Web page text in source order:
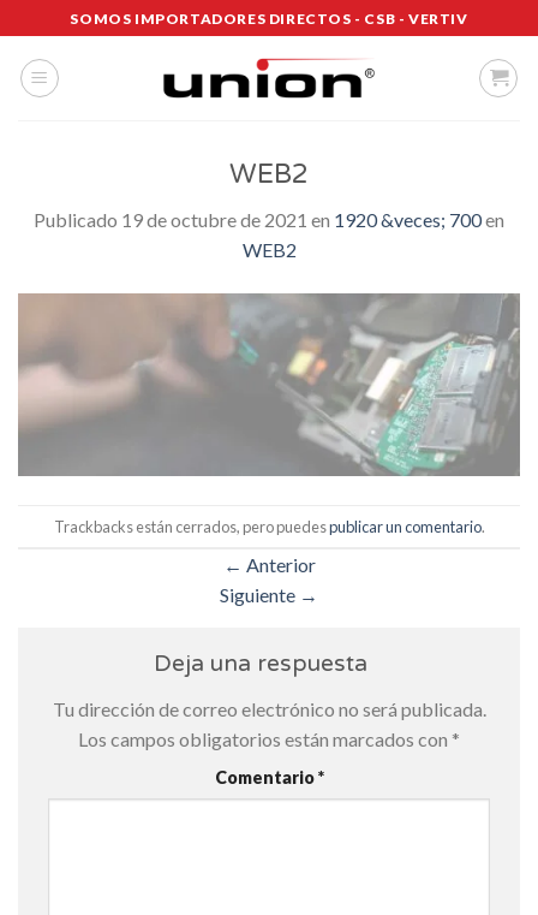
al
contenido
SOMOS IMPORTADORES DIRECTOS - CSB - VERTIV
WEB2
Publicado 19 de octubre de 2021 en 1920 &veces; 700en
WEB2
Trackbacks están cerrados, pero puedespublicar un comentario.
← Anterior
Siguiente →
Deja una respuesta
Tu dirección de correo electrónico no será publicada.
Los campos obligatorios están marcados con *
Comentario*